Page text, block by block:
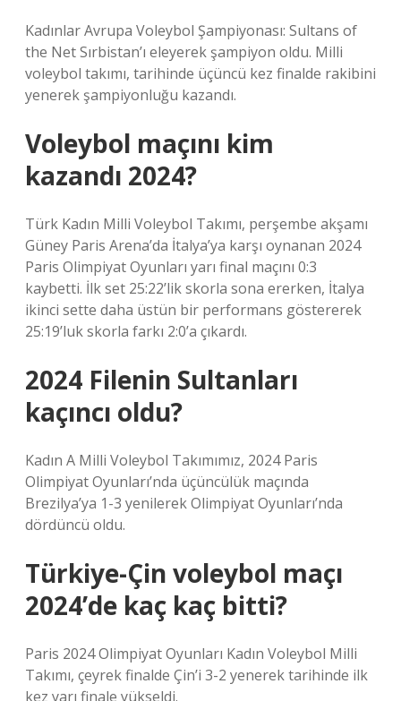
Kadınlar Avrupa Voleybol Şampiyonası: Sultans of
the Net Sırbistan’ı eleyerek şampiyon oldu. Milli
voleybol takımı, tarihinde üçüncü kez finalde rakibini
yenerek şampiyonluğu kazandı.
Voleybol maçını kim
kazandı 2024?
Türk Kadın Milli Voleybol Takımı, perşembe akşamı
Güney Paris Arena’da İtalya’ya karşı oynanan 2024
Paris Olimpiyat Oyunları yarı final maçını 0:3
kaybetti. İlk set 25:22’lik skorla sona ererken, İtalya
ikinci sette daha üstün bir performans göstererek
25:19’luk skorla farkı 2:0’a çıkardı.
2024 Filenin Sultanları
kaçıncı oldu?
Kadın A Milli Voleybol Takımımız, 2024 Paris
Olimpiyat Oyunları’nda üçüncülük maçında
Brezilya’ya 1-3 yenilerek Olimpiyat Oyunları’nda
dördüncü oldu.
Türkiye-Çin voleybol maçı
2024’de kaç kaç bitti?
Paris 2024 Olimpiyat Oyunları Kadın Voleybol Milli
Takımı, çeyrek finalde Çin’i 3-2 yenerek tarihinde ilk
kez yarı finale yükseldi.